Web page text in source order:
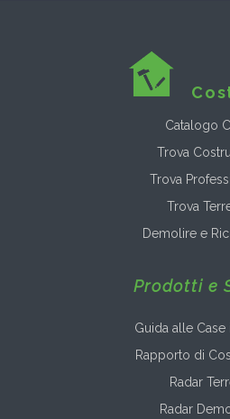
Catalogo
Trova
Trova
Trova
Demolire e
Prodotti e
Guida alle
Rapporto di
Radar
Radar